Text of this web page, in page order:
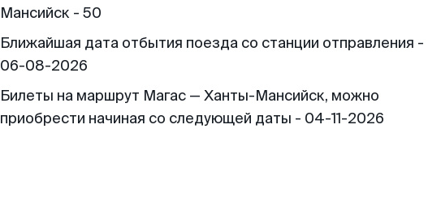
Мансийск - 50
Ближайшая дата отбытия поезда со станции отправления -
06-08-2026
Билеты на маршрут Магас — Ханты-Мансийск, можно
приобрести начиная со следующей даты - 04-11-2026